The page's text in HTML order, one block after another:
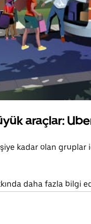
araçlar:
kadar olan gruplar
daha fazla bilgi